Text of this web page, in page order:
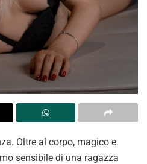
Oltre al corpo, magico e
sensibile di una ragazza